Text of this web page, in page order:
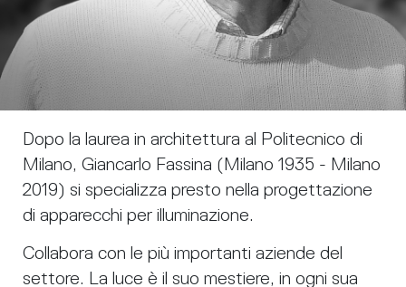
Dopo la laurea in architettura al Politecnico di
Milano, Giancarlo Fassina (Milano 1935 - Milano
2019) si specializza presto nella progettazione
di apparecchi per illuminazione.
Collabora con le più importanti aziende del
settore. La luce è il suo mestiere, in ogni sua